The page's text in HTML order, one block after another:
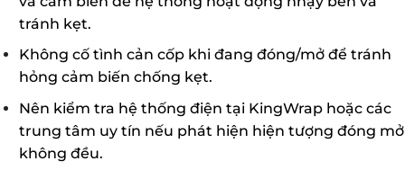
tránh kẹt.
Không cố tình cản cốp khi đang đóng/mở để tránh
hỏng cảm biến chống kẹt.
Nên kiểm tra hệ thống điện tại KingWrap hoặc các
trung tâm uy tín nếu phát hiện hiện tượng đóng mở
không đều.